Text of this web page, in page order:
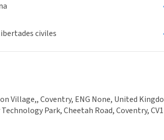
civiles
Village,, Coventry, ENG None, United
Park, Cheetah Road, Coventry,